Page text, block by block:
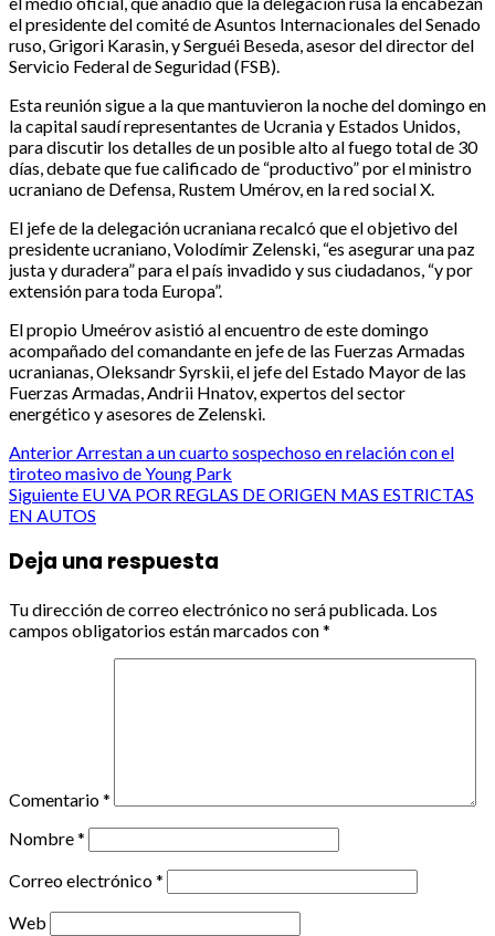
el presidente del comité de Asuntos Internacionales del Senado
ruso, Grigori Karasin, y Serguéi Beseda, asesor del director del
Servicio Federal de Seguridad (FSB).
Esta reunión sigue a la que mantuvieron la noche del domingo en
la capital saudí representantes de Ucrania y Estados Unidos,
para discutir los detalles de un posible alto al fuego total de 30
días, debate que fue calificado de “productivo” por el ministro
ucraniano de Defensa, Rustem Umérov, en la red social X.
El jefe de la delegación ucraniana recalcó que el objetivo del
presidente ucraniano, Volodímir Zelenski, “es asegurar una paz
justa y duradera” para el país invadido y sus ciudadanos, “y por
extensión para toda Europa”.
El propio Umeérov asistió al encuentro de este domingo
acompañado del comandante en jefe de las Fuerzas Armadas
ucranianas, Oleksandr Syrskii, el jefe del Estado Mayor de las
Fuerzas Armadas, Andrii Hnatov, expertos del sector
energético y asesores de Zelenski.
Post
navigation
Anterior Arrestan a un cuarto sospechoso en relación con el
tiroteo masivo de Young Park
Siguiente EU VA POR REGLAS DE ORIGEN MAS ESTRICTAS
EN AUTOS
Deja una respuesta
Tu dirección de correo electrónico no será publicada. Los
campos obligatorios están marcados con*
Comentario*
Nombre*
Correo electrónico*
Web